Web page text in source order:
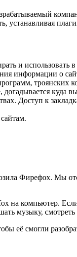
устанавливая
и
информации о
троянских
куда
Доступ к
Фирефох. Мы
на компьютер.
музыку, смотреть
её смогли